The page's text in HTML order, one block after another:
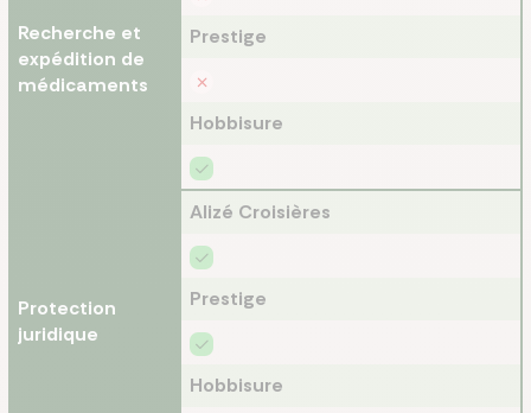
Recherche et
expédition de
médicaments
Prestige
Hobbisure
Protection
juridique
Alizé Croisières
Prestige
Hobbisure